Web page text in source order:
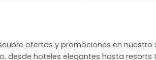
ofertas y promociones en
desde hoteles elegantes hasta